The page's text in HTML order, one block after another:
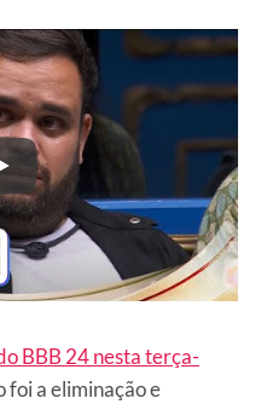
BBB 24 nesta terça-
foi a eliminação e